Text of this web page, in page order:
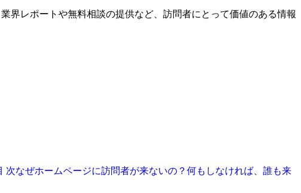
界レポートや無料相談の提供など、訪問者にとって価値のある情報
次なぜホームページに訪問者が来ないの？何もしなければ、誰も来